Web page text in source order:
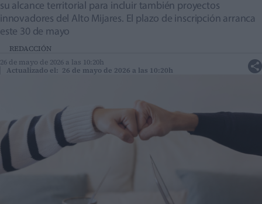
su alcance territorial para incluir también proyectos
innovadores del Alto Mijares. El plazo de inscripción arranca
este 30 de mayo
REDACCIÓN
26 de mayo de 2026 a las 10:20h
Actualizado el: 26 de mayo de 2026 a las 10:20h